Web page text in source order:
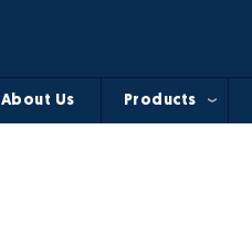
About Us Products